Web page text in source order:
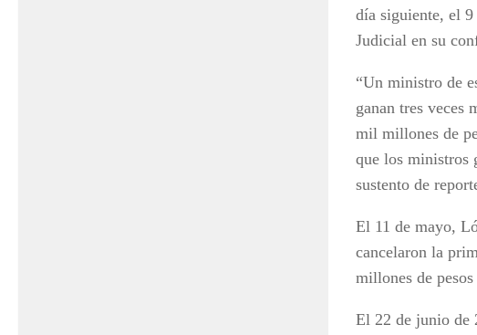
día siguiente, el
Judicial en su
“Un ministro de
ganan tres veces
mil millones de
que los ministros
sustento de
El 11 de mayo,
cancelaron la
millones de
El 22 de junio de